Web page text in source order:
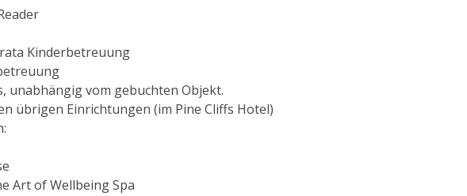
Kinderbetreuung
unabhängig vom gebuchten Objekt.
übrigen Einrichtungen (im Pine Cliffs Hotel)
Art of Wellbeing Spa